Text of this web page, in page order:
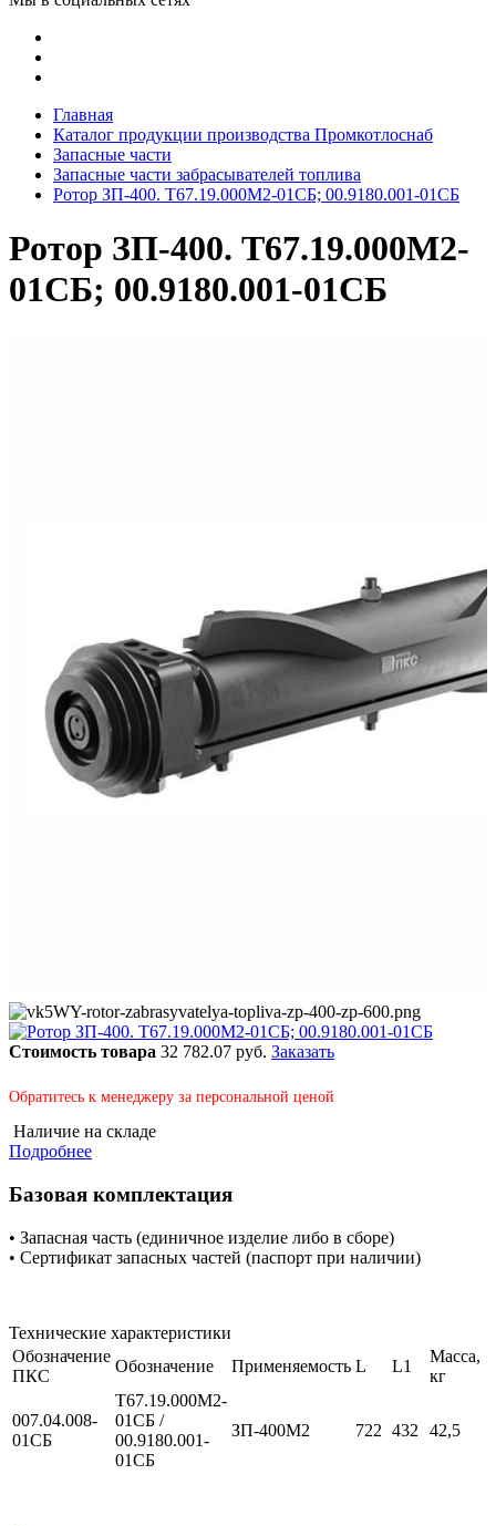
Главная
Каталог продукции производства Промкотлоснаб
Запасные части
Запасные части забрасывателей топлива
Ротор ЗП-400. Т67.19.000М2-01СБ; 00.9180.001-01СБ
Ротор ЗП-400. Т67.19.000М2-
01СБ; 00.9180.001-01СБ
Стоимость товара 32 782.07 руб. Заказать
Обратитесь к менеджеру за персональной ценой
Наличие на складе
Подробнее
Базовая комплектация
• Запасная часть (единичное изделие либо в сборе)
• Сертификат запасных частей (паспорт при наличии)
Технические характеристики
Обозначение
ПКС
Обозначение Применяемость L L1
Масса,
кг
007.04.008-
01СБ
Т67.19.000М2-
01СБ /
00.9180.001-
01СБ
ЗП-400М2 722 432 42,5